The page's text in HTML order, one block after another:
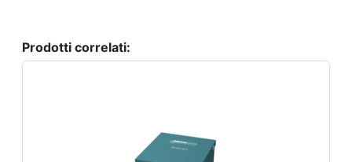
Prodotti correlati: